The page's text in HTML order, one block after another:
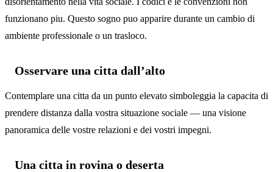
funzionano piu. Questo sogno puo apparire durante un cambio di
ambiente professionale o un trasloco.
Osservare una citta dall’alto
Contemplare una citta da un punto elevato simboleggia la capacita di
prendere distanza dalla vostra situazione sociale — una visione
panoramica delle vostre relazioni e dei vostri impegni.
Una citta in rovina o deserta